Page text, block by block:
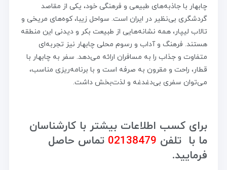
چابهار با جاذبه‌های طبیعی و فرهنگی خود، یکی از مقاصد
گردشگری بی‌نظیر در ایران است. سواحل زیبا، کوه‌های مریخی و
تالاب لیپار، همه نشانه‌هایی از طبیعت بکر و دیدنی این منطقه
هستند. فرهنگ و آداب و رسوم محلی چابهار نیز تجربه‌ای
متفاوت و جذاب را به مسافران ارائه می‌دهد. سفر به چابهار با
قطار، راحت و مقرون به صرفه است و با برنامه‌ریزی مناسب،
می‌توان سفری بی‌دغدغه و لذت‌بخش داشت.
برای کسب اطلاعات بیشتر با کارشناسان
ما با تلفن 02138479 تماس حاصل
فرمایید.